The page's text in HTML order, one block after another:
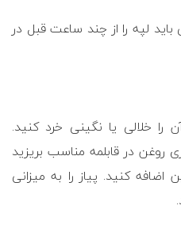
لپه را از چند ساعت قبل در
را خلالی یا نگینی خرد کنید.
روغن در قابلمه مناسب بریزید
اضافه کنید. پیاز را به میزانی